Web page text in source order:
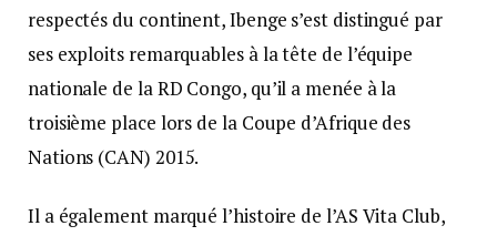
respectés du continent, Ibenge s’est distingué par
ses exploits remarquables à la tête de l’équipe
nationale de la RD Congo, qu’il a menée à la
troisième place lors de la Coupe d’Afrique des
Nations (CAN) 2015.
Il a également marqué l’histoire de l’AS Vita Club,